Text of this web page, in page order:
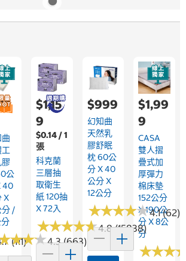
(111)
公
40
X
分 /
★★★
★★★4.3 (663)
$1,15
9
$0.14 / 1
張
科克蘭
三層抽
取衛生
紙 120抽
X 72入
★★★★★
★★★★★4.8 (15838)
$999
幻知曲
天然乳
膠舒眠
枕 60公
分 X 40
公分 X
12公分
★★★★★
★★★★★4.1 (62)
$1,99
9
CASA
雙人摺
疊式加
厚彈力
棉床墊
152公分
X 190公
分 X 8公
分
★★★
★★★